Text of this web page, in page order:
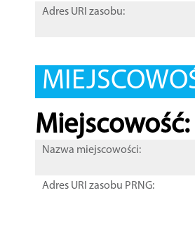
Adres URI zasobu:
Miejscowość:
Nazwa miejscowości:
Adres URI zasobu PRNG: